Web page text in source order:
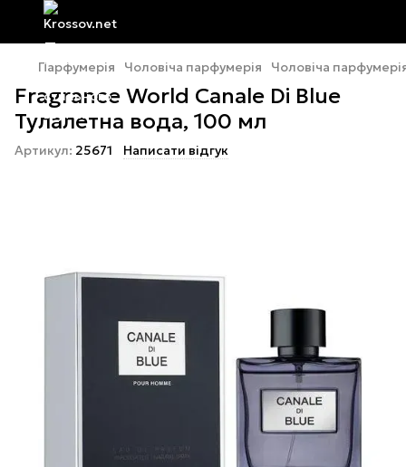
Парфумерія Чоловіча парфумерія Чоловіча
Fragrance World Canale Di Blue
Тулалетна вода, 100 мл
Артикул: 25671 Написати відгук